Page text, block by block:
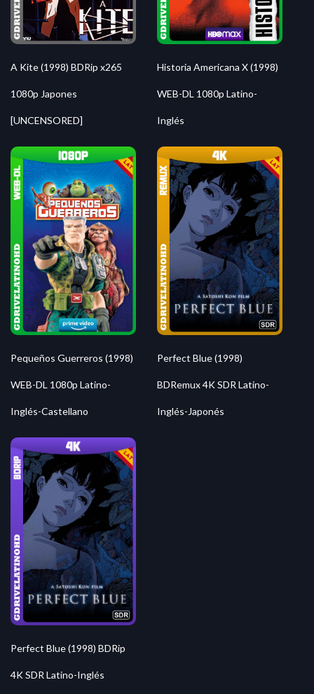
A Kite (1998) BDRip x265
1080p Japones
[UNCENSORED]
Historia Americana X (1998)
WEB-DL 1080p Latino-
Inglés
Pequeños Guerreros (1998)
WEB-DL 1080p Latino-
Inglés-Castellano
Perfect Blue (1998)
BDRemux 4K SDR Latino-
Inglés-Japonés
Perfect Blue (1998) BDRip
4K SDR Latino-Inglés